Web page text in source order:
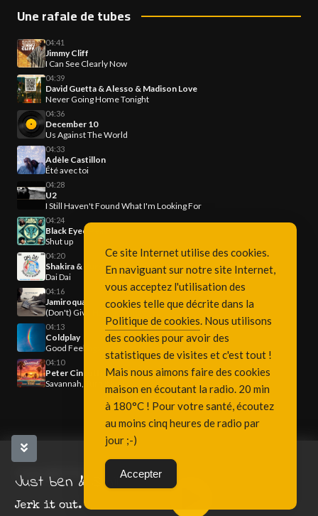
Une rafale de tubes
04:41
Jimmy Cliff
I Can See Clearly Now
04:39
David Guetta & Alesso & Madison Love
Never Going Home Tonight
04:36
December 10
Us Against The World
04:33
Adèle Castillon
Été avec toi
04:28
U2
I Still Haven't Found What I'm Looking For
04:24
Black Eyed Peas
Shut up
04:20
Shakira & Burna Boy
Dai Dai
04:16
Jamiroquai
(Don't) Give Hate a Chance
04:13
Coldplay
Good Feelings
04:10
Peter Cincotti
Savannah, Turn It Up!
Just ben & Smil
Jerk it out.
Copyright Fréquence 3, since 2001
Ce site Internet utilise des cookies.
En naviguant sur notre site Internet,
vous acceptez l'utilisation des
cookies telle que décrite dans la
Politique de cookies. Nous utilisons
des cookies pour avoir des
statistiques de visites et c'est tout !
Mais nous aimons faire des cookies
maison en écoutant la radio. 20 min
à 180°C ! Pour votre santé, écoutez
au moins cinq heures de radio par
jour ;-)
Accepter